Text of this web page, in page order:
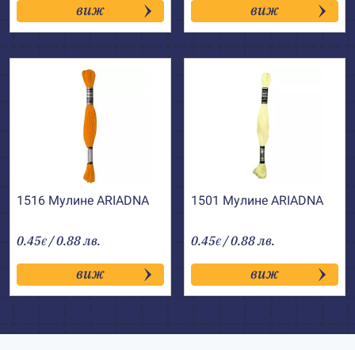
виж виж
1516 Мулине АRIADNA
0.45€ / 0.88 лв.
виж
1501 Мулине АRIADNA
0.45€ / 0.88 лв.
виж